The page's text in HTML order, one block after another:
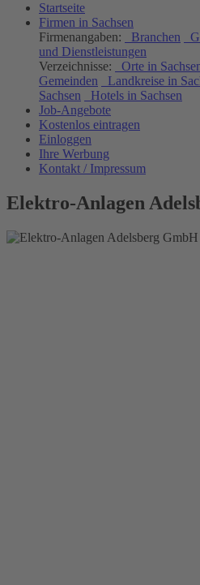
Startseite
Firmen in Sachsen
Firmenangaben:
Branchen
und Dienstleistungen
Verzeichnisse:
Orte in
Gemeinden
Landkreise in
Sachsen
Hotels in Sachsen
Job-Angebote
Kostenlos eintragen
Einloggen
Ihre Werbung
Kontakt / Impressum
Elektro-Anlagen